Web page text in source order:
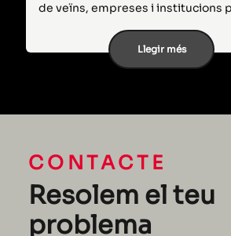
de veïns, empreses i institucions
Llegir més
CONTACTE
Resolem el teu
problema